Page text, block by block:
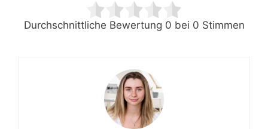
Durchschnittliche Bewertung 0 bei 0 Stimmen